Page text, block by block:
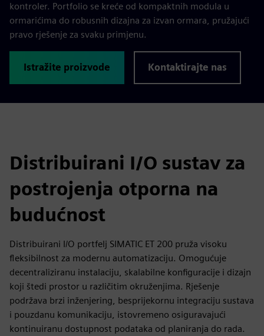
kontroler. Portfolio se kreće od kompaktnih modula u
ormarićima do robusnih dizajna za izvan ormara, pružajući
pravo rješenje za svaku primjenu.
Istražite proizvode Kontaktirajte nas
Distribuirani I/O sustav za
postrojenja otporna na
budućnost
Distribuirani I/O portfelj SIMATIC ET 200 pruža visoku
fleksibilnost za modernu automatizaciju. Omogućuje
decentraliziranu instalaciju, skalabilne konfiguracije i dizajn
koji štedi prostor u različitim okruženjima. Rješenje
podržava brzi inženjering, besprijekornu integraciju sustava
i pouzdanu komunikaciju, istovremeno osiguravajući
kontinuiranu dostupnost podataka od planiranja do rada.